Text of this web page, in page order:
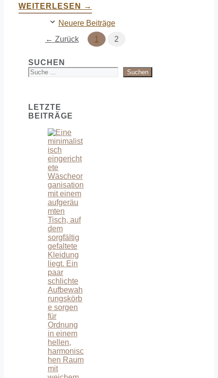
WEITERLESEN →
Neuere Beiträge
← Zurück Seite
1 Seite
2
SUCHEN
Suchen
LETZTE
BEITRÄGE